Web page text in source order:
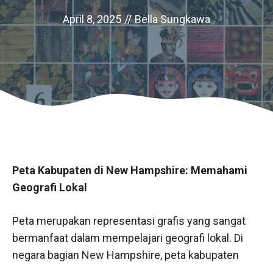
April 8, 2025 // Bella Sungkawa
Peta Kabupaten di New Hampshire: Memahami
Geografi Lokal
Peta merupakan representasi grafis yang sangat
bermanfaat dalam mempelajari geografi lokal. Di
negara bagian New Hampshire, peta kabupaten